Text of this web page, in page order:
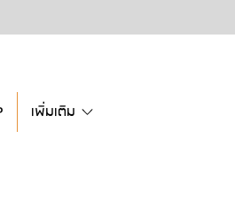
เพิ่มเติม